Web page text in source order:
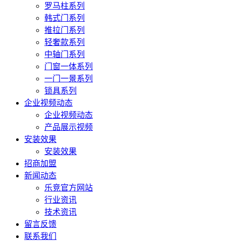
罗马柱系列
韩式门系列
推拉门系列
轻奢款系列
中轴门系列
门窗一体系列
一门一景系列
锁具系列
企业视频动态
企业视频动态
产品展示视频
安装效果
安装效果
招商加盟
新闻动态
乐竞官方网站
行业资讯
技术资讯
留言反馈
联系我们